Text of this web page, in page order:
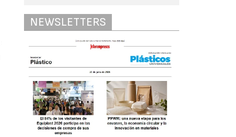
NEWSLETTERS